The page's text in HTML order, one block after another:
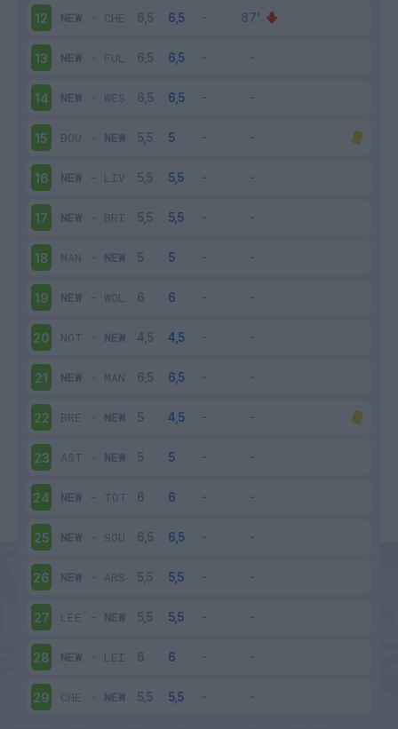
12 NEW - CHE
13 NEW - FUL
14 NEW - WES
15 BOU - NEW
16 NEW - LIV
17 NEW - BRI
18 MAN - NEW
19 NEW - WOL
20 NOT - NEW
21 NEW - MAN
22 BRE - NEW
23 AST - NEW
24 NEW - TOT
25 NEW - SOU
26 NEW - ARS
27 LEE - NEW
28 NEW - LEI
29 CHE - NEW